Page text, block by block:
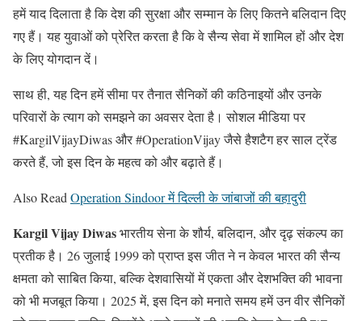
हमें याद दिलाता है कि देश की सुरक्षा और सम्मान के लिए कितने बलिदान दिए
गए हैं। यह युवाओं को प्रेरित करता है कि वे सैन्य सेवा में शामिल हों और देश
के लिए योगदान दें।
साथ ही, यह दिन हमें सीमा पर तैनात सैनिकों की कठिनाइयों और उनके
परिवारों के त्याग को समझने का अवसर देता है। सोशल मीडिया पर
#KargilVijayDiwas और #OperationVijay जैसे हैशटैग हर साल ट्रेंड
करते हैं, जो इस दिन के महत्व को और बढ़ाते हैं।
Also Read Operation Sindoor में दिल्ली के जांबाजों की बहादुरी
Kargil Vijay Diwasभारतीय सेना के शौर्य, बलिदान, और दृढ़ संकल्प का
प्रतीक है। 26 जुलाई 1999 को प्राप्त इस जीत ने न केवल भारत की सैन्य
क्षमता को साबित किया, बल्कि देशवासियों में एकता और देशभक्ति की भावना
को भी मजबूत किया। 2025 में, इस दिन को मनाते समय हमें उन वीर सैनिकों